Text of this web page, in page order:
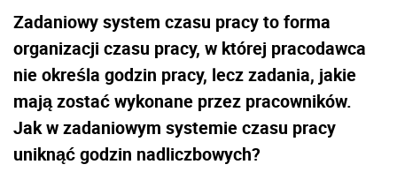
Zadaniowy system czasu pracy to forma
organizacji czasu pracy, w której pracodawca
nie określa godzin pracy, lecz zadania, jakie
mają zostać wykonane przez pracowników.
Jak w zadaniowym systemie czasu pracy
uniknąć godzin nadliczbowych?